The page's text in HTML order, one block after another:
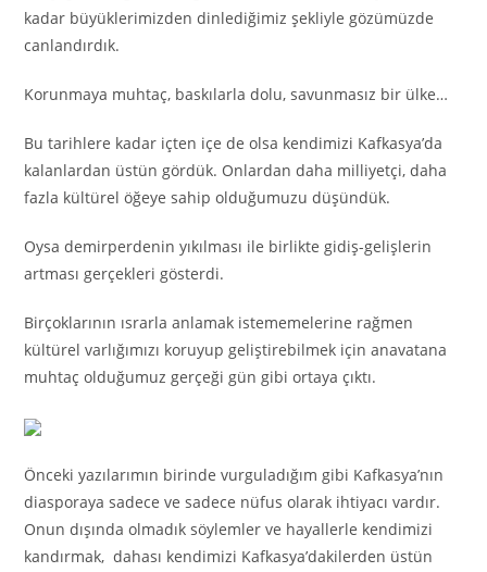
kadar büyüklerimizden dinlediğimiz şekliyle gözümüzde
canlandırdık.
Korunmaya muhtaç, baskılarla dolu, savunmasız bir ülke…
Bu tarihlere kadar içten içe de olsa kendimizi Kafkasya’da
kalanlardan üstün gördük. Onlardan daha milliyetçi, daha
fazla kültürel öğeye sahip olduğumuzu düşündük.
Oysa demirperdenin yıkılması ile birlikte gidiş-gelişlerin
artması gerçekleri gösterdi.
Birçoklarının ısrarla anlamak istememelerine rağmen
kültürel varlığımızı koruyup geliştirebilmek için anavatana
muhtaç olduğumuz gerçeği gün gibi ortaya çıktı.
Önceki yazılarımın birinde vurguladığım gibi Kafkasya’nın
diasporaya sadece ve sadece nüfus olarak ihtiyacı vardır.
Onun dışında olmadık söylemler ve hayallerle kendimizi
kandırmak, dahası kendimizi Kafkasya’dakilerden üstün